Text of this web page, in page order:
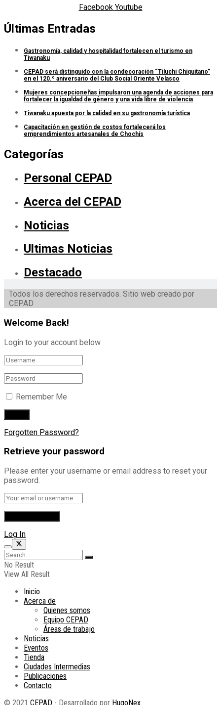
Facebook Youtube
Últimas Entradas
Gastronomía, calidad y hospitalidad fortalecen el turismo en
Tiwanaku
CEPAD será distinguido con la condecoración “Tiluchi Chiquitano”
en el 120.º aniversario del Club Social Oriente Velasco
Mujeres concepcioneñas impulsaron una agenda de acciones para
fortalecer la igualdad de género y una vida libre de violencia
Tiwanaku apuesta por la calidad en su gastronomía turística
Capacitación en gestión de costos fortalecerá los
emprendimientos artesanales de Chochís
Categorías
Personal CEPAD
Acerca del CEPAD
Noticias
Ultimas Noticias
Destacado
Todos los derechos reservados. Sitio web creado por
CEPAD
Welcome Back!
Login to your account below
Remember Me
Forgotten Password?
Retrieve your password
Please enter your username or email address to reset your
password.
Log In
No Result
View All Result
Inicio
Acerca de
Quienes somos
Equipo CEPAD
Áreas de trabajo
Noticias
Eventos
Tienda
Ciudades Intermedias
Publicaciones
Contacto
© 2021 CEPAD - Desarrollado por HugoNex